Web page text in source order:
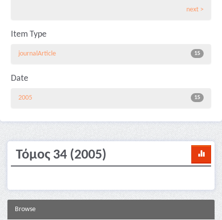
next >
Item Type
15
journalArticle
Date
15
2005
Τόμος 34 (2005)
Browse